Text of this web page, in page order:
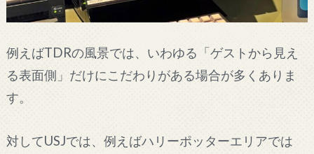
例えばTDRの風景では、いわゆる「ゲストから見え
る表面側」だけにこだわりがある場合が多くありま
す。
対してUSJでは、例えばハリーポッターエリアでは